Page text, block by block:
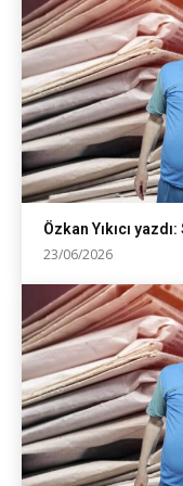
Özkan Yıkıcı
23/06/2026